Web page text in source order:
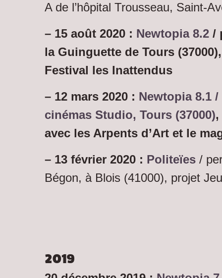
A de l’hôpital Trousseau, Saint-
– 15 août 2020 : Newtopia 8.2 /
la Guinguette de Tours
Festival les Inattendus
– 12 mars 2020 : Newtopia 8.1 /
cinémas Studio, Tours (37000),
avec les Arpents d’Art et le
– 13 février 2020 : Politeïes /
Bégon, à Blois (41000), projet
2019